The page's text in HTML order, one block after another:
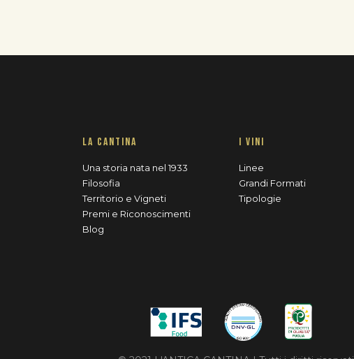
LA CANTINA
Una storia nata nel 1933
Filosofia
Territorio e Vigneti
Premi e Riconoscimenti
Blog
I VINI
Linee
Grandi Formati
Tipologie